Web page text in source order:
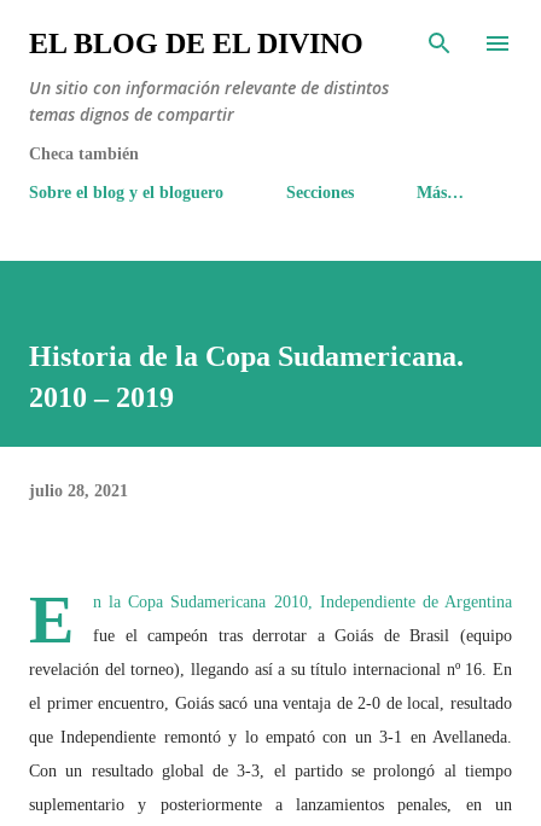
Ir al contenido principal
EL BLOG DE EL DIVINO
Un sitio con información relevante de distintos
temas dignos de compartir
Checa también
Sobre el blog y el bloguero Secciones Más…
Historia de la Copa Sudamericana.
2010 – 2019
julio 28, 2021
E
n la Copa Sudamericana 2010, Independiente de Argentina
fue el campeón tras derrotar a Goiás de Brasil (equipo
revelación del torneo), llegando así a su título internacional nº 16. En
el primer encuentro, Goiás sacó una ventaja de 2-0 de local, resultado
que Independiente remontó y lo empató con un 3-1 en Avellaneda.
Con un resultado global de 3-3, el partido se prolongó al tiempo
suplementario y posteriormente a lanzamientos penales, en un